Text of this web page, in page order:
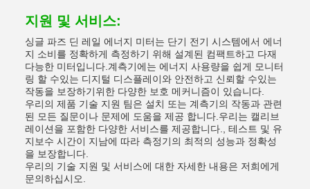
지원 및 서비스:
싱글 파즈 딘 레일 에너지 미터는 단기 전기 시스템에서 에너
지 소비를 정확하게 측정하기 위해 설계된 컴팩트하고 다재
다능한 미터입니다.계측기에는 에너지 사용량을 쉽게 모니터
링 할 수있는 디지털 디스플레이와 안전하고 신뢰할 수있는
작동을 보장하기위한 다양한 보호 메커니즘이 있습니다.
우리의 제품 기술 지원 팀은 설치 또는 계측기의 작동과 관련
된 모든 질문이나 문제에 도움을 제공 합니다.우리는 캘리브
레이션을 포함한 다양한 서비스를 제공합니다., 테스트 및 유
지보수 시간이 지남에 따라 측정기의 최적의 성능과 정확성
을 보장합니다.
우리의 기술 지원 및 서비스에 대한 자세한 내용은 저희에게
문의하십시오.